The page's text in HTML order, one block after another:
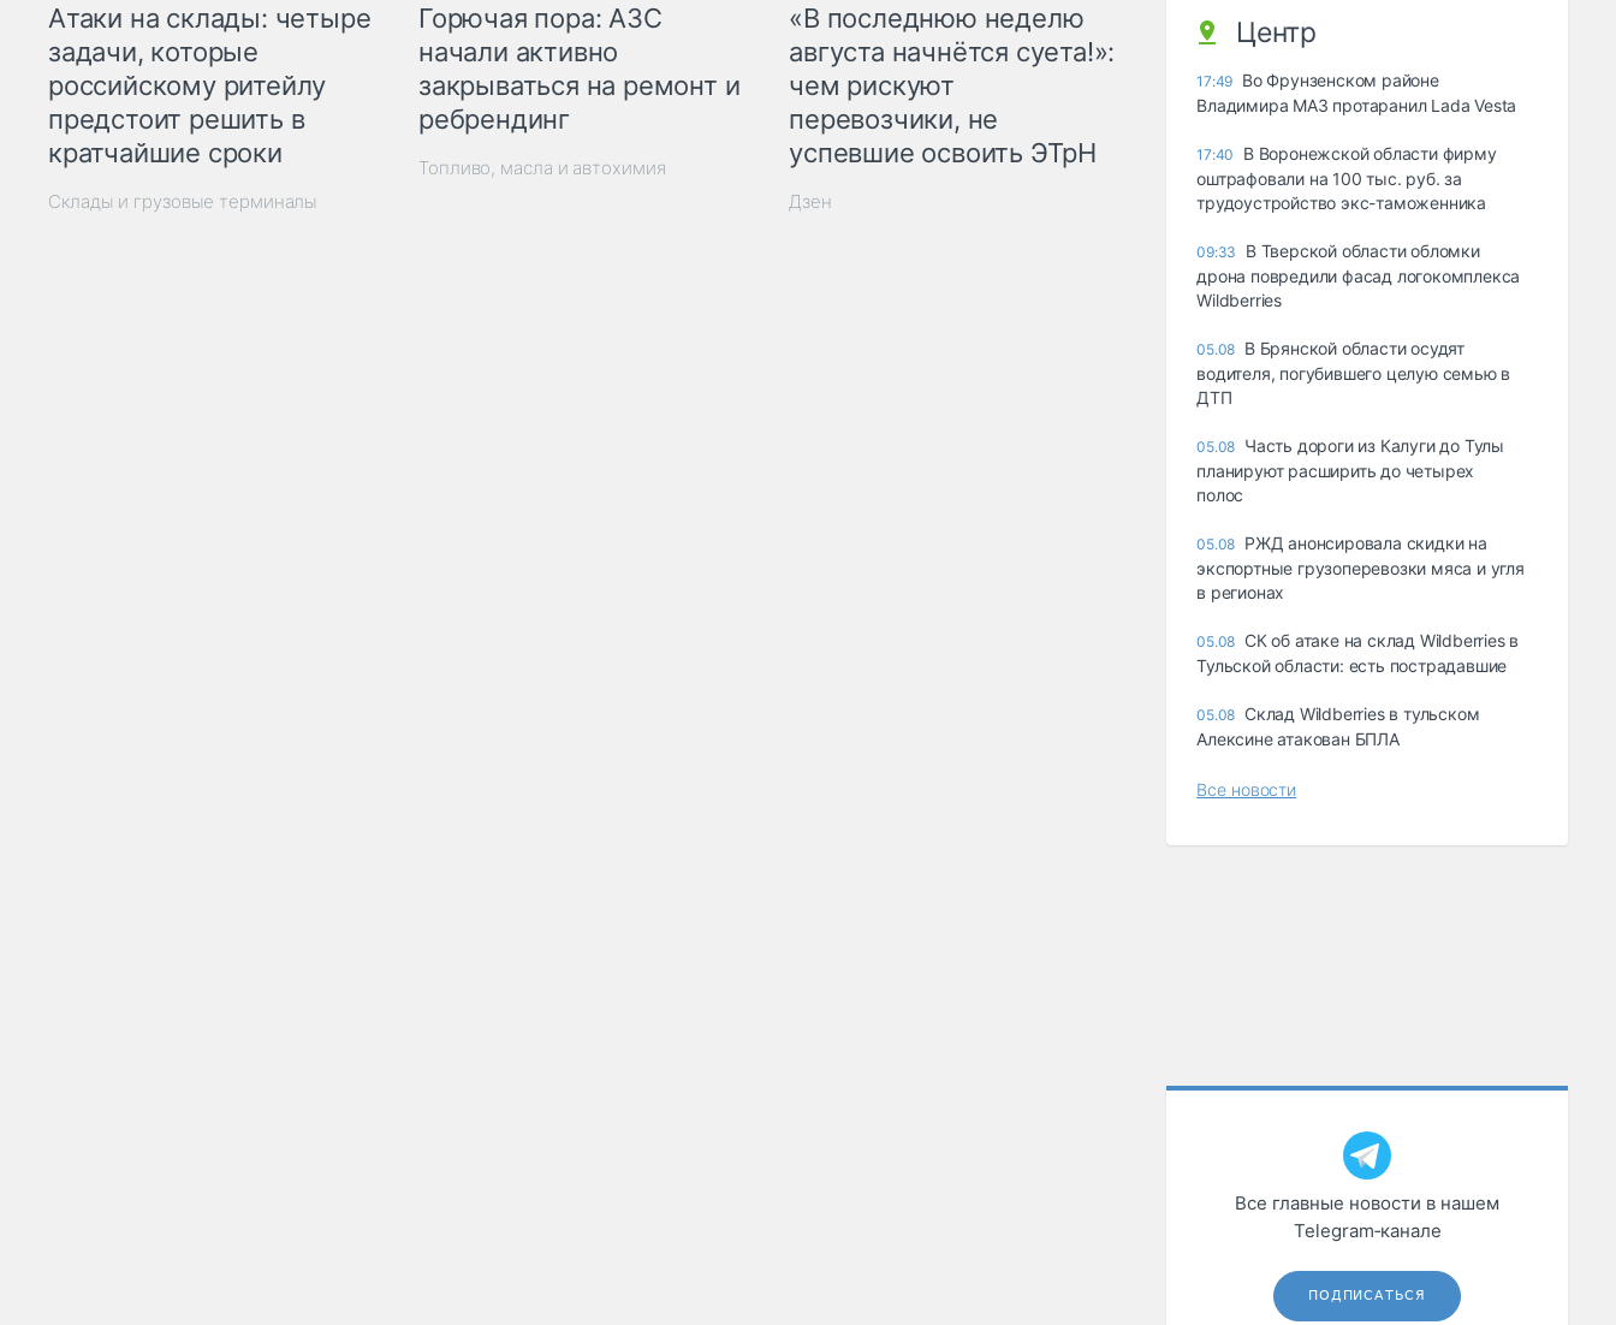
Атаки на склады: четыре
задачи, которые
российскому ритейлу
предстоит решить в
кратчайшие сроки
Склады и грузовые терминалы
Горючая пора: АЗС
начали активно
закрываться на ремонт и
ребрендинг
Топливо, масла и автохимия
«В последнюю неделю
августа начнётся суета!»:
чем рискуют
перевозчики, не
успевшие освоить ЭТрН
Дзен
Центр
17:49 Во Фрунзенском районе
Владимира МАЗ протаранил Lada Vesta
17:40
В Воронежской области фирму
оштрафовали на 100 тыс. руб. за
трудоустройство экс-таможенника
09:33
В Тверской области обломки
дрона повредили фасад логокомплекса
Wildberries
05.08 В Брянской области осудят
водителя, погубившего целую семью в
ДТП
05.08 Часть дороги из Калуги до Тулы
планируют расширить до четырех
полос
05.08 РЖД анонсировала скидки на
экспортные грузоперевозки мяса и угля
в регионах
05.08 СК об атаке на склад Wildberries в
Тульской области: есть пострадавшие
05.08 Склад Wildberries в тульском
Алексине атакован БПЛА
Все новости
Все главные новости в нашем
Telegram‑канале
ПОДПИСАТЬСЯ